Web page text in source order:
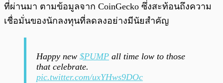
ที่ผ่านมา ตามข้อมูลจาก CoinGecko ซึ่งสะท้อนถึงความ
เชื่อมั่นของนักลงทุนที่ลดลงอย่างมีนัยสำคัญ
Happy new $PUMP all time low to those
that celebrate.
pic.twitter.com/uxYHws9DOc